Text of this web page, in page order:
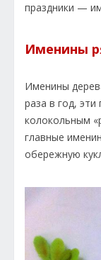
праздники —
Именины
Именины
раза в год,
колокольным
главные
обережную